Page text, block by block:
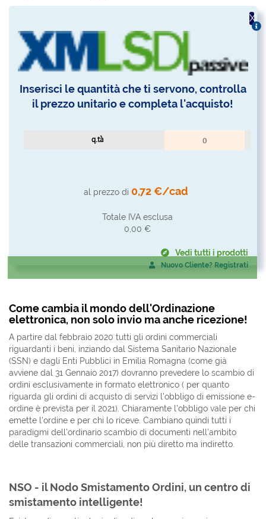
X
Inserisci le quantità che ti servono, controlla
il prezzo unitario e completa l'acquisto!
q.tà
al prezzo di 0,72 €/cad
Totale IVA esclusa
0,00 €
Vedi tutti i prodotti
Nuovo Cliente? Registrati
Come cambia il mondo dell'Ordinazione
elettronica, non solo invio ma anche ricezione!
A partire dal febbraio 2020 tutti gli ordini commerciali
riguardanti i beni, inziando dal Sistema Sanitario Nazionale
(SSN) e dagli Enti Pubblici in Emilia Romagna (come già
avviene dal 31 Gennaio 2017) dovranno prevedere lo scambio di
ordini esclusivamente in formato elettronico ( per quanto
riguarda gli ordini di acquisto di servizi l'obbligo di emissione e-
ordine è prevista per il 2021). Chiaramente l'obbligo vale per chi
emette l'ordine e per chi lo riceve. Cambiano quindi tutti i
paradigmi dell'ordinario scambio di documenti nell'ambito
delle transazioni commerciali, non più diretto ma indiretto.
NSO - il Nodo Smistamento Ordini, un centro di
smistamento intelligente!